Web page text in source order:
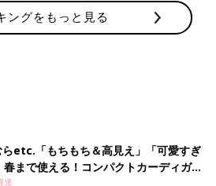
ングをもっと見る
らetc.「もちもち＆高見え」「可愛すぎ
まで使える！コンパクトカーディガン4
児